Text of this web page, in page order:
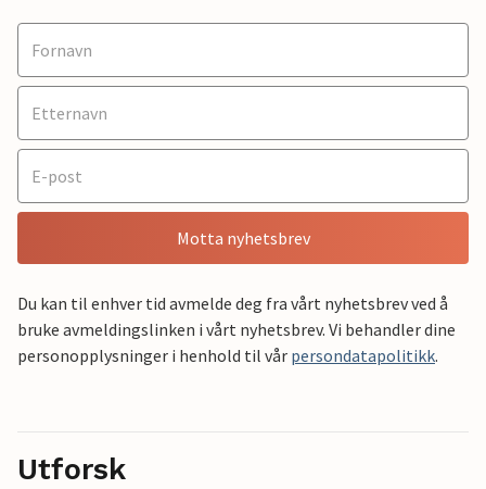
Motta nyhetsbrev
Du kan til enhver tid avmelde deg fra vårt nyhetsbrev ved å
bruke avmeldingslinken i vårt nyhetsbrev. Vi behandler dine
personopplysninger i henhold til vår persondatapolitikk.
Utforsk